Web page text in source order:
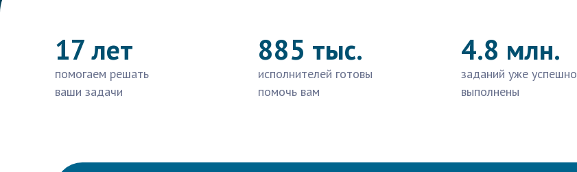
17 лет
помогаем решать
ваши задачи
885 тыс.
исполнителей готовы
помочь вам
4.8 млн.
заданий уже успешно
выполнены